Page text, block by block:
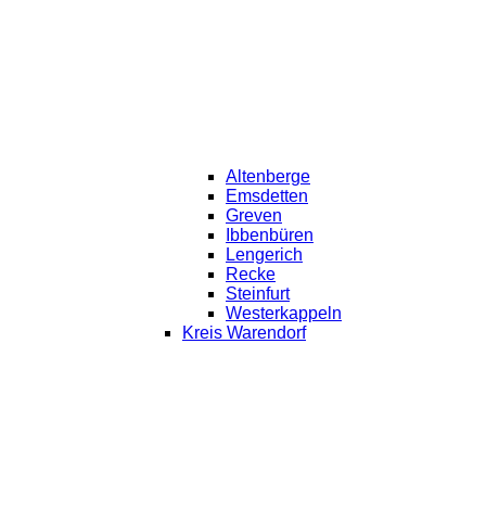
Altenberge
Emsdetten
Greven
Ibbenbüren
Lengerich
Recke
Steinfurt
Westerkappeln
Kreis Warendorf